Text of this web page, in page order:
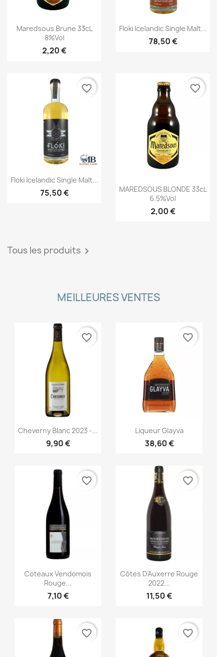
Aperçu rapide
Maredsous Brune 33cL
8%vol
2,20 €
Aperçu rapide
Floki Icelandic Single Malt...
78,50 €
Aperçu rapide
Floki Icelandic Single Malt...
75,50 €
favorite_border
Aperçu rapide
MAREDSOUS BLONDE 33cL
6.5%vol
2,00 €
favorite_border
Tous les produits 
MEILLEURES VENTES
Aperçu rapide
Cheverny Blanc 2023 -...
9,90 €
favorite_border
 Aperçu rapide
Liqueur Glayva
38,60 €
favorite_border
Aperçu rapide
Coteaux Vendomois
Rouge...
7,10 €
favorite_border
Aperçu rapide
Côtes D'Auxerre Rouge
2022...
11,50 €
favorite_border
favorite_border favorite_border